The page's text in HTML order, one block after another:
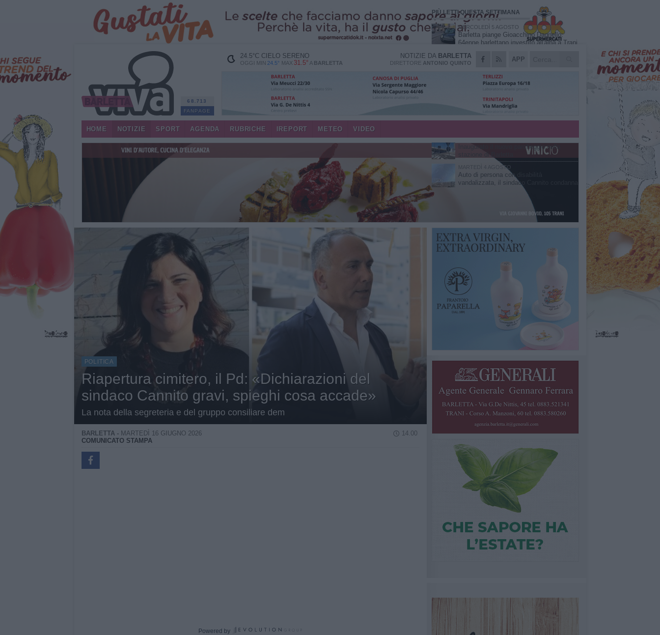
68.713
FANPAGE
24.5°CCIELO SERENO
OGGI MIN 24.5° MAX 31.5° A BARLETTA APP
NOTIZIE DA BARLETTA
DIRETTORE ANTONIO QUINTO
HOME NOTIZIE SPORT AGENDA RUBRICHE IREPORT METEO VIDEO
POLITICA
Riapertura cimitero, il Pd: «Dichiarazioni del
sindaco Cannito gravi, spieghi cosa accade»
La nota della segreteria e del gruppo consiliare dem
BARLETTA - MARTEDÌ 16 GIUGNO 2026
14.00
COMUNICATO STAMPA
Powered by
PIÙ LETTI QUESTA SETTIMANA
MERCOLEDÌ 5 AGOSTO
Barletta piange Gioacchino Dagnello:
64enne barlettano investito all'alba a Trani
GIOVEDÌ 6 AGOSTO
Il ricordo di "Cecco", il benzinaio col
separavano dalla pensione»
MERCOLEDÌ 5 AGOSTO
sopralluogo nell'area dell'evento
DOMENICA 2 AGOSTO
Beni confiscati alla mafia. Nasce il
VENERDÌ 31 LUGLIO
Inaugurato il nuovo parcheggio nella
MARTEDÌ 4 AGOSTO
Auto di persona con disabilità
vandalizzata, il sindaco Cannito condanna